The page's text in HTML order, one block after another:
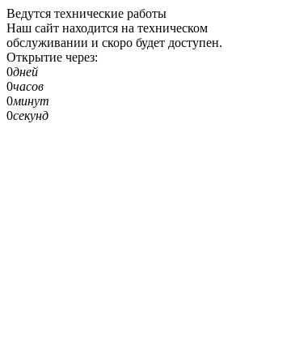
Ведутся технические работы
Наш сайт находится на техническом
обслуживании и скоро будет доступен.
Открытие через:
0дней
0часов
0минут
0секунд